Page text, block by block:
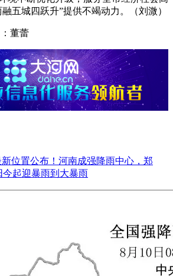
五城四跃升”提供不竭动力。（刘溦）
董蕾
新位置公布！河南成强降雨中心，郑
起迎暴雨到大暴雨